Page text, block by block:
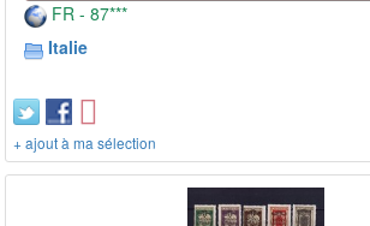
FR - 87***
Italie
+ ajout à ma sélection